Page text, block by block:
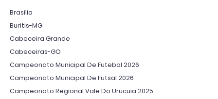
Brasília
Buritis-MG
Cabeceira Grande
Cabeceiras-GO
Campeonato Municipal De Futebol 2026
Campeonato Municipal De Futsal 2026
Campeonato Regional Vale Do Urucuia 2025